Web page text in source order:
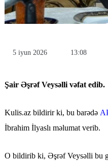
5 iyun 2026 13:08
Şair Əşrəf Veysəlli vəfat edib.
Kulis.az bildirir ki, bu barədə
İbrahim İlyaslı məlumat verib.
O bildirib ki, Əşrəf Veysəlli bu